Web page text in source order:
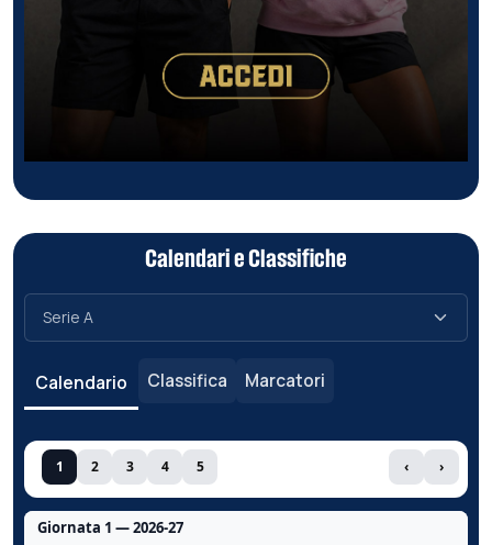
Calendari e Classifiche
Calendario Classifica Marcatori
1 2 3 4 5 ‹ ›
Giornata 1 — 2026-27